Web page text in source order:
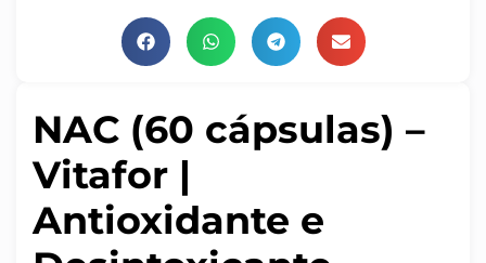
NAC (60 cápsulas) –
Vitafor |
Antioxidante e